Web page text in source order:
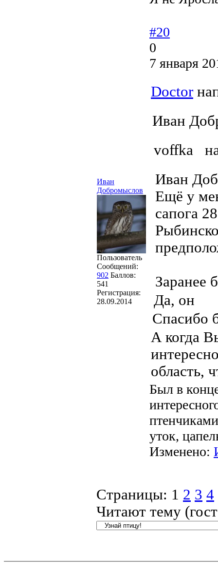
Иван
Добромыслов
Пользователь
Сообщений:
902 Баллов:
541
Регистрация:
28.09.2014
#20
0
7 января
Doctor
Иван
voffka
Иван
Ещё у
сапога
Заранее
Да, он
Спасибо
А когда
область,
Был в
уток,
Изменено:
Страницы: 1 2 3 4
Читают тему